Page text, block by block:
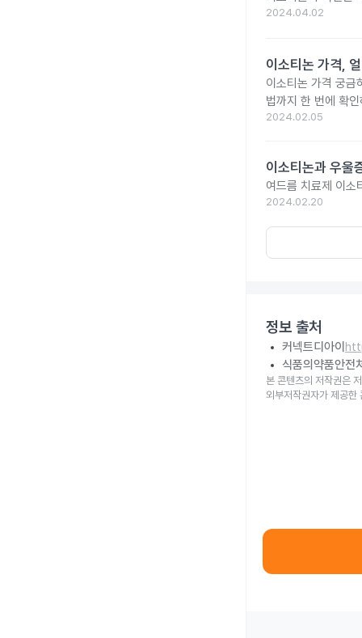
2024.04.02
이소티논 가격,
이소티논 가격 궁금
법까지 한 번에 확
2024.02.05
이소티논과 우울
여드름 치료제 이소
2024.02.20
정보 출처
커넥트디아이
식품의약품안전
본 콘텐츠의 저작권은
외부저작권자가 제공한